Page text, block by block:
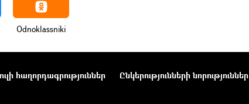
Odnoklassniki
հաղորդագրություններ Ընկերությունների նորություններ